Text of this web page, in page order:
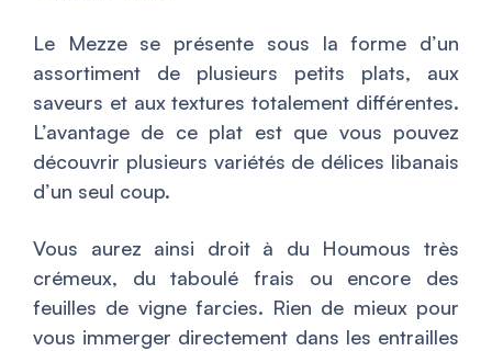
Le Mezze se présente sous la forme d’un
assortiment de plusieurs petits plats, aux
saveurs et aux textures totalement différentes.
L’avantage de ce plat est que vous pouvez
découvrir plusieurs variétés de délices libanais
d’un seul coup.
Vous aurez ainsi droit à du Houmous très
crémeux, du taboulé frais ou encore des
feuilles de vigne farcies. Rien de mieux pour
vous immerger directement dans les entrailles